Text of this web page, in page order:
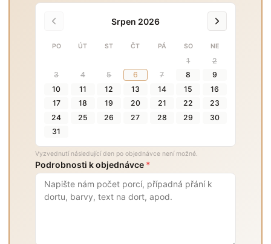
Srpen 2026
PO ÚT ST ČT PÁ SO NE
1
2
3
4 5 6 7 8
9
10
11 12 13 14 15
16
17
18 19 20 21 22
23
24
25 26 27 28 29
30
31
Vyzvednutí následující den po objednávce není možné.
Podrobnosti k objednávce *